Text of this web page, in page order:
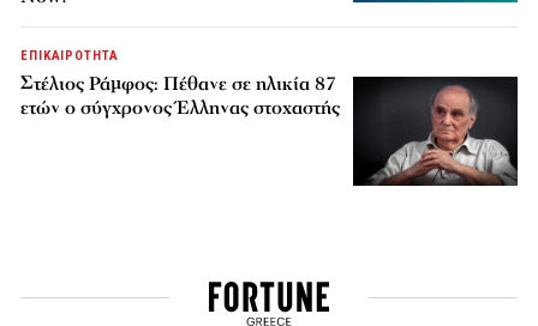
ΕΠΙΚΑΙΡΟΤΗΤΑ
Στέλιος Ράμφος: Πέθανε σε ηλικία 87
ετών ο σύγχρονος Έλληνας στοχαστής